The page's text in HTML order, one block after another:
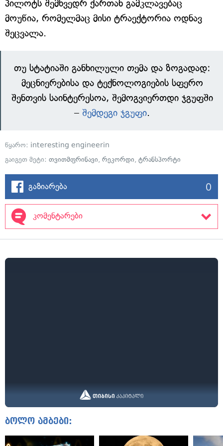
პილოტს შემხვედრ ქართან გამკლავებაც
მოუწია, რომელმაც მისი ტრაექტორია ოდნავ
შეცვალა.
თუ სტატიაში განხილული თემა და ზოგადად:
მეცნიერებისა და ტექნოლოგიების სფერო
შენთვის საინტერესოა, შემოგვიერთდი ჯგუფში
– შემდეგი ჯგუფი.
წყარო: interesting engineerin
გაიგეთ მეტი: თვითმფრინავი, რეკორდი, ტრანსპორტი
გაზიარება 0
კომენტარები
ბოლო ამბები: